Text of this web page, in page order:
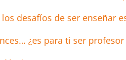
los desafíos de ser enseñar
¿es para ti ser profesor